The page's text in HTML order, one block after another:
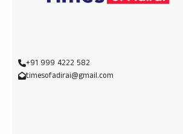
+91 999 4222 582
timesofadirai@gmail.com